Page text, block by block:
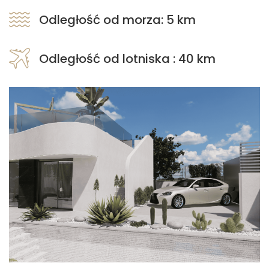
Odległość od morza: 5 km
Odległość od lotniska : 40 km